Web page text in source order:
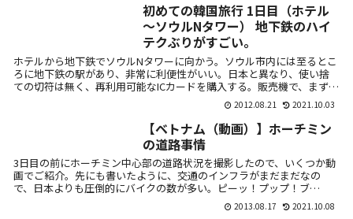
初めての韓国旅行 1日目（ホテル
～ソウルNタワー） 地下鉄のハイ
テクぶりがすごい。
ホテルから地下鉄でソウルNタワーに向かう。ソウル市内には至るとこ
ろに地下鉄の駅があり、非常に利便性がいい。日本と異なり、使い捨
ての切符は無く、再利用可能なICカードを購入する。販売機で、まず日
2012.08.21 2021.10.03
【ベトナム（動画）】ホーチミン
の道路事情
3日目の前にホーチミン中心部の道路状況を撮影したので、いくつか動
画でご紹介。先にも書いたように、交通のインフラがまだまだなの
で、日本よりも圧倒的にバイクの数が多い。ピーッ！プップ！ブ
2013.08.17 2021.10.08